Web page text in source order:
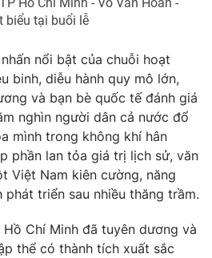
biểu tại buổi lễ
nổi bật của chuỗi hoạt
binh, diễu hành quy mô lớn,
và bạn bè quốc tế đánh giá
nghìn người dân cả nước đổ
mình trong không khí hân
phần lan tỏa giá trị lịch sử, văn
Việt Nam kiên cường, năng
triển sau nhiều thăng trầm.
Hồ Chí Minh đã tuyên dương và
thể có thành tích xuất sắc